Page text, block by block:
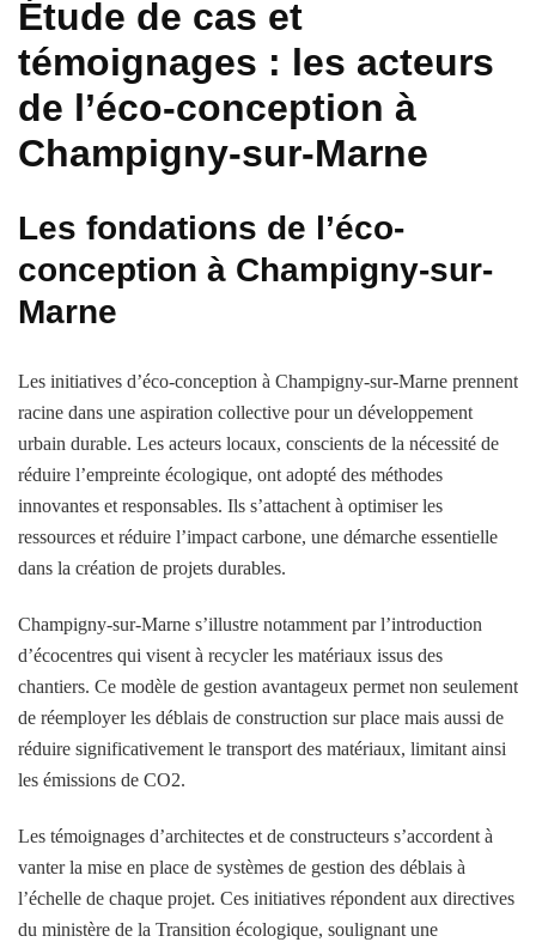
Étude de cas et
témoignages : les acteurs
de l’éco-conception à
Champigny-sur-Marne
Les fondations de l’éco-
conception à Champigny-sur-
Marne
Les initiatives d’éco-conception à Champigny-sur-Marne prennent
racine dans une aspiration collective pour un développement
urbain durable. Les acteurs locaux, conscients de la nécessité de
réduire l’empreinte écologique, ont adopté des méthodes
innovantes et responsables. Ils s’attachent à optimiser les
ressources et réduire l’impact carbone, une démarche essentielle
dans la création de projets durables.
Champigny-sur-Marne s’illustre notamment par l’introduction
d’écocentres qui visent à recycler les matériaux issus des
chantiers. Ce modèle de gestion avantageux permet non seulement
de réemployer les déblais de construction sur place mais aussi de
réduire significativement le transport des matériaux, limitant ainsi
les émissions de CO2.
Les témoignages d’architectes et de constructeurs s’accordent à
vanter la mise en place de systèmes de gestion des déblais à
l’échelle de chaque projet. Ces initiatives répondent aux directives
du ministère de la Transition écologique, soulignant une